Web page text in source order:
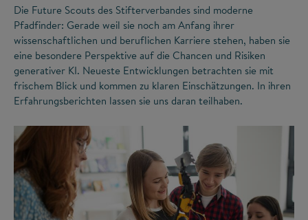
Die Future Scouts des Stifterverbandes sind moderne
Pfadfinder: Gerade weil sie noch am Anfang ihrer
wissenschaftlichen und beruflichen Karriere stehen, haben sie
eine besondere Perspektive auf die Chancen und Risiken
generativer KI. Neueste Entwicklungen betrachten sie mit
frischem Blick und kommen zu klaren Einschätzungen. In ihren
Erfahrungsberichten lassen sie uns daran teilhaben.